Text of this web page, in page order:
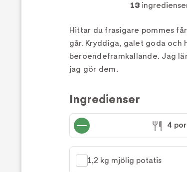
13
Hittar du frasigare pommes
går. Kryddiga, galet goda och
beroendeframkallande. Jag
jag gör dem.
Ingredienser
4
1,2 kg mjölig potatis